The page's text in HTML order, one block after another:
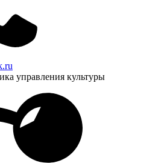
управления культуры